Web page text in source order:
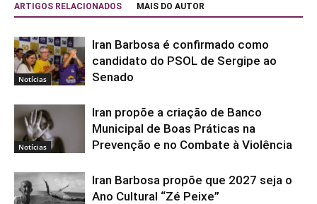
ARTIGOS RELACIONADOS MAIS DO AUTOR
Notícias
Iran Barbosa é confirmado como
candidato do PSOL de Sergipe ao
Senado
Notícias
Iran propõe a criação de Banco
Municipal de Boas Práticas na
Prevenção e no Combate à Violência
Iran Barbosa propõe que 2027 seja o
Ano Cultural “Zé Peixe”